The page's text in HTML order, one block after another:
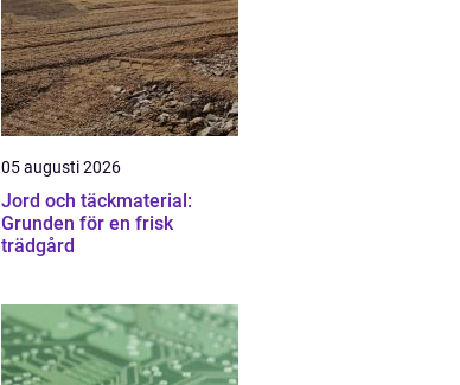
05 augusti 2026
Jord och täckmaterial:
Grunden för en frisk
trädgård